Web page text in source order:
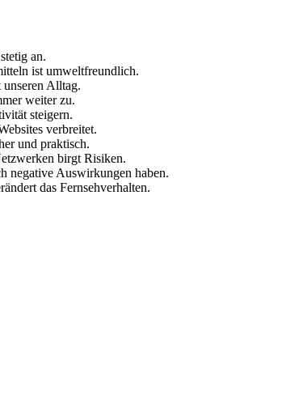
an.
ist umweltfreundlich.
Alltag.
weiter zu.
steigern.
verbreitet.
und praktisch.
birgt Risiken.
negative Auswirkungen haben.
das Fernsehverhalten.